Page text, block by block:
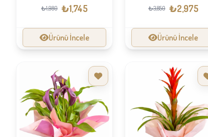
₺1,980 ₺1,745
Ürünü İncele
₺3,850 ₺2,975
Ürünü İncele